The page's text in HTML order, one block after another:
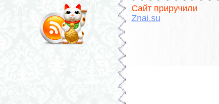
Сайт приручили
Znai.su